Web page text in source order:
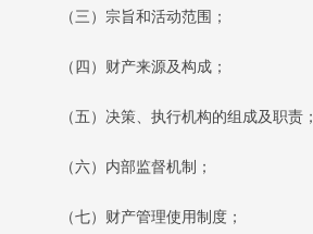
（三）宗旨和活动范围；
（四）财产来源及构成；
（五）决策、执行机构的组成及职责；
（六）内部监督机制；
（七）财产管理使用制度；